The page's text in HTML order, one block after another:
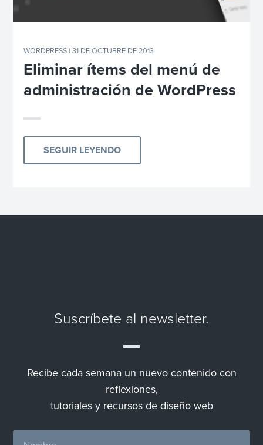
WORDPRESS | 31 DE OCTUBRE DE 2013
Eliminar ítems del menú de
administración de WordPress
SEGUIR LEYENDO
Suscríbete al newsletter.
Recibe cada semana un nuevo contenido con
reflexiones,
tutoriales y recursos de diseño web